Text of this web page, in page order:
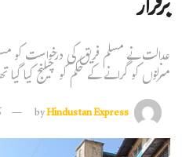
عدالت نے مسلم فریق کی درخواست کو
منزلوں کو گرانے کے حکم کو چیلنج کیا گیا
byHindustan Express